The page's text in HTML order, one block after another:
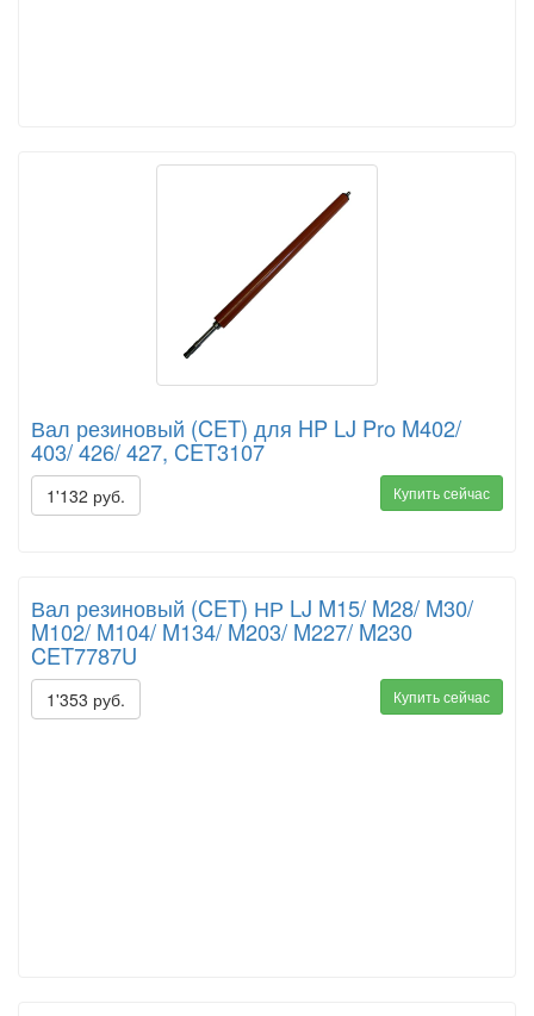
Вал резиновый (CET) для HP LJ Pro M402/
403/ 426/ 427, CET3107
1'132 руб. Купить сейчас
Вал резиновый (CET) НР LJ M15/ M28/ M30/
M102/ M104/ M134/ M203/ M227/ M230
CET7787U
1'353 руб. Купить сейчас